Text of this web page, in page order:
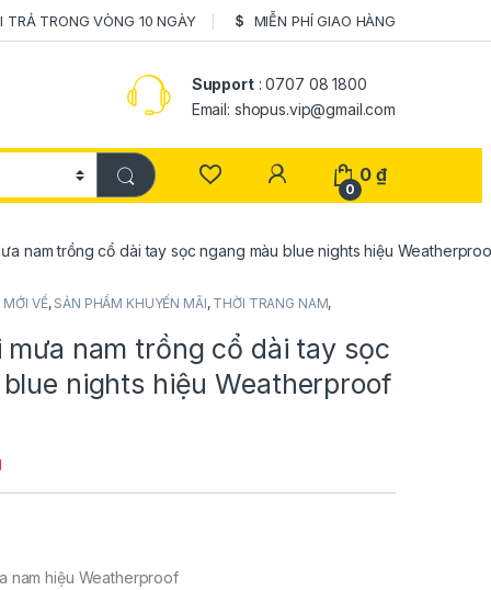
TRẢ TRONG VÒNG 10 NGÀY MIỄN PHÍ GIAO HÀNG
Support: 0707 08 1800
Email: shopus.vip@gmail.com
0
0₫
nam trồng cổ dài tay sọc ngang màu blue nights hiệu
VỀ, SẢN PHẨM KHUYẾN MÃI, THỜI TRANG NAM,
mưa nam trồng cổ dài tay sọc
nights hiệu Weatherproof
nam hiệu Weatherproof